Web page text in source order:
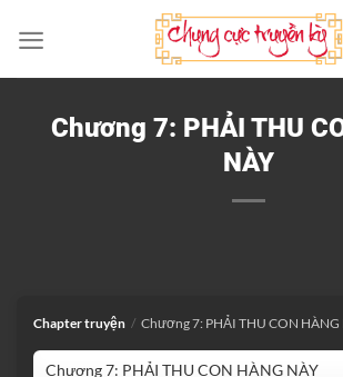
qua
nội
Chương 7: PHẢI THU
NÀY
Chapter truyện / Chương 7: PHẢI THU CON HÀNG